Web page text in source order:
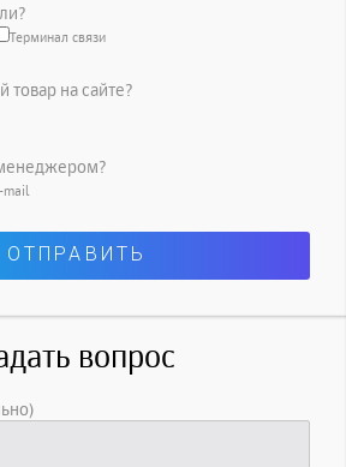
Терминал связи
на сайте?
mail
вопрос